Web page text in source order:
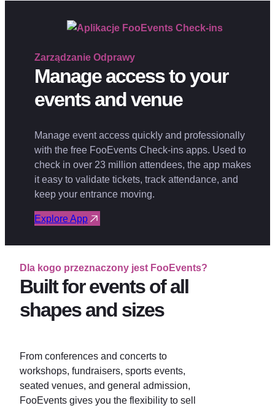
Zarządzanie Odprawy
Manage access to your
events and venue
Manage event access quickly and professionally
with the free FooEvents Check-ins apps. Used to
check in over 23 million attendees, the app makes
it easy to validate tickets, track attendance, and
keep your entrance moving.
Explore App
Dla kogo przeznaczony jest FooEvents?
Built for events of all
shapes and sizes
From conferences and concerts to
workshops, fundraisers, sports events,
seated venues, and general admission,
FooEvents gives you the flexibility to sell